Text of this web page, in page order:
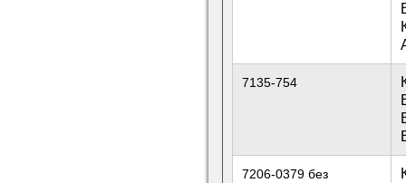
7135-754
7206-0379 без